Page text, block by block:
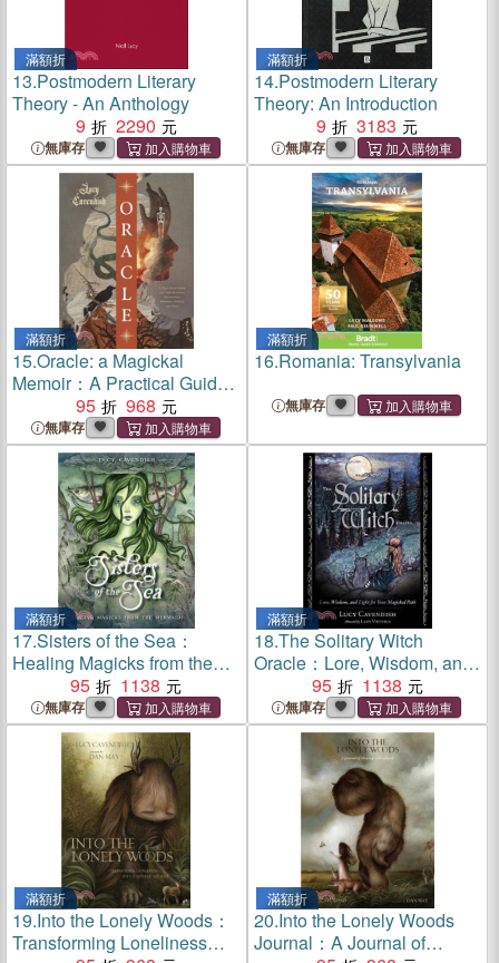
滿額折
13.Postmodern Literary
Theory - An Anthology
9
2290
無庫存
滿額折
14.Postmodern Literary
Theory: An Introduction
9
3183
無庫存
滿額折
15.Oracle: a Magickal
Memoir：A Practical Guide
to Card Reading, Divination,
Prophecy, Omens and Seers
95 968
無庫存
滿額折
16.Romania: Transylvania
無庫存
滿額折
17.Sisters of the Sea：
Healing Magicks from the
Mermaids
95 1138
無庫存
滿額折
18.The Solitary Witch
Oracle：Lore, Wisdom, and
Light for Your Magickal Path
95 1138
無庫存
滿額折
19.Into the Lonely Woods：
Transforming Loneliness
滿額折
20.Into the Lonely Woods
Journal：A Journal of